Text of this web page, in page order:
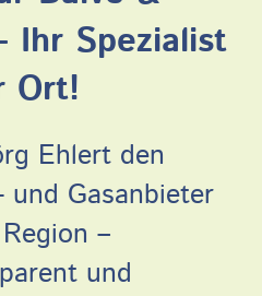
Ihr Spezialist
Ort!
Ehlert den
Gasanbieter
–
und